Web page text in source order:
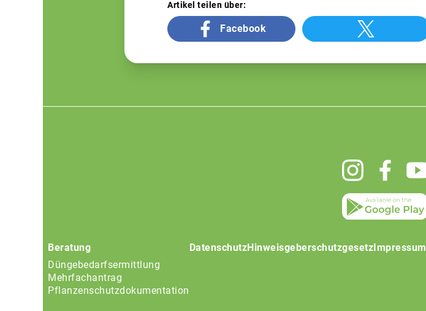
Artikel teilen über:
Facebook
Beratung
Düngebedarfsermittlung
Mehrfachantrag
Pflanzenschutzdokumentation
DatenschutzHinweisgeberschutzgesetzImpressum